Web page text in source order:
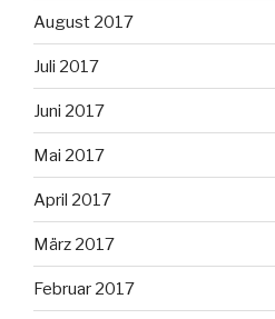
August 2017
Juli 2017
Juni 2017
Mai 2017
April 2017
März 2017
Februar 2017